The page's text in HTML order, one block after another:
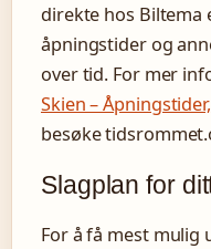
direkte hos Biltema
åpningstider og
over tid. For mer
Skien –
besøke
Slagplan for
For å få mest mulig